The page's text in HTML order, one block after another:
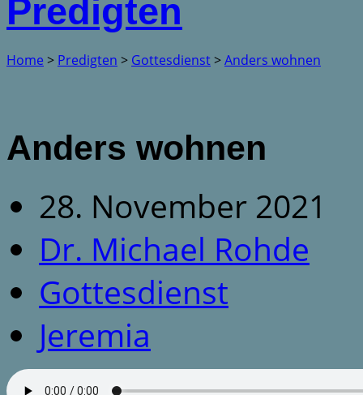
Predigten
Home > Predigten > Gottesdienst>Anders wohnen
Anders wohnen
28. November 2021
Dr. Michael Rohde
Gottesdienst
Jeremia